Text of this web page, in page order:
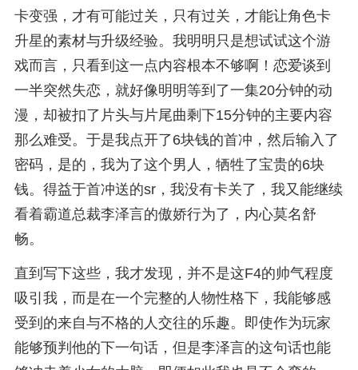
卡变强，才有可能过关，只有过关，才能让角色卡
升星的素材与升级经验。我明明只是想试试这个游
戏而言，只看到这一点内容根本不够啊！恋爱谈到
一半突然失恋，就好像明明等到了一集20分钟的动
漫，却被扣了片头与片尾曲剩下15分钟的主要内容
那么难受。于是我点开了6块钱的首冲，然后输入了
密码，是的，我为了这个男人，牺牲了宝贵的6块
钱。得益于首冲送的sr，我没有卡关了，我又能继续
看着霸道总裁李泽言的傲娇行为了，内心莫名舒
畅。
直到写下这些，我才发现，并不是这F4的帅气程度
吸引我，而是在一个完整的人物性格下，我能够感
受到的来自与不格的人交往的乐趣。即使作为玩家
能够预判他的下一句话，但是李泽言的这句话也能